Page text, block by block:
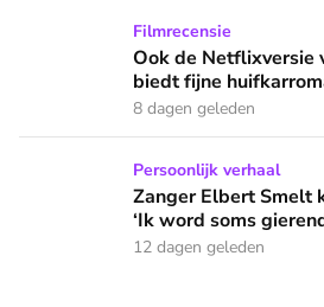
Ook de Netflixversie van ‘Het
Filmrecensie
Ook de Netflixversie
biedt fijne
8 dagen geleden
Zanger Elbert Smelt kan niet niets
Persoonlijk verhaal
Zanger Elbert Smelt
‘Ik word soms
12 dagen geleden